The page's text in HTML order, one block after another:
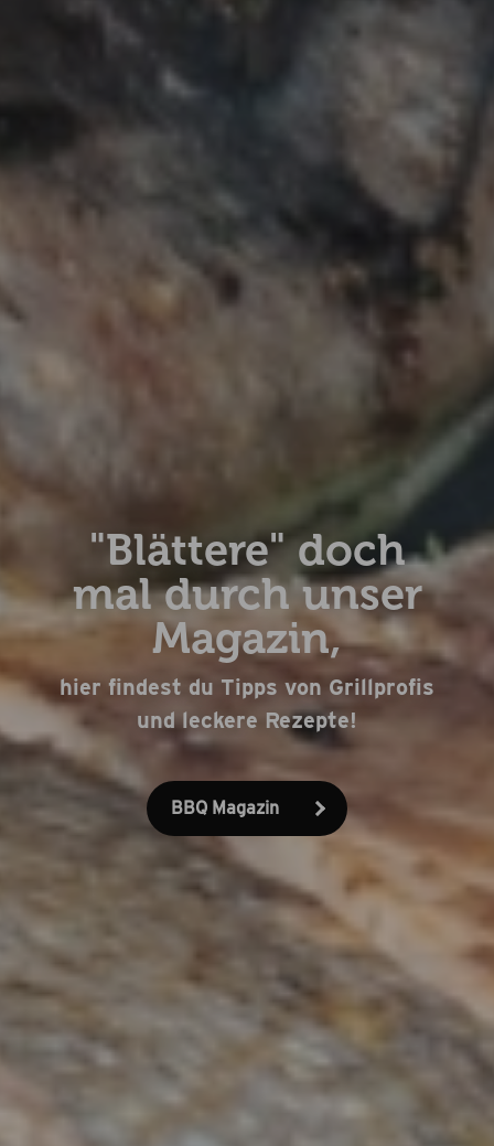
"Blättere" doch
mal durch unser
Magazin,
hier findest du Tipps von Grillprofis
und leckere Rezepte!
BBQ Magazin